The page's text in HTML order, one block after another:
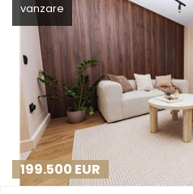
vanzare
199.500 EUR